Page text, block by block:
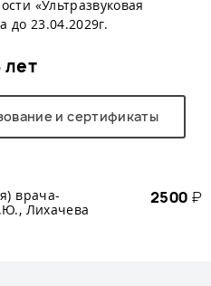
«Ультразвуковая
до 23.04.2029г.
лет
и сертификаты
врача-
Лихачева
2500 ₽